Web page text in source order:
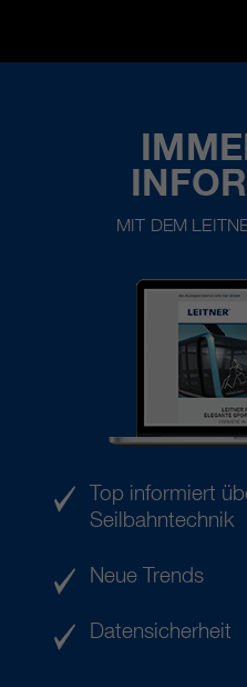
MIT DEM
Top informiert
Seilbahntechnik
Neue Trends
Datensicherheit